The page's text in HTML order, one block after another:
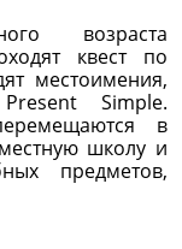
возраста
квест по
местоимения,
Simple.
в
школу и
предметов,